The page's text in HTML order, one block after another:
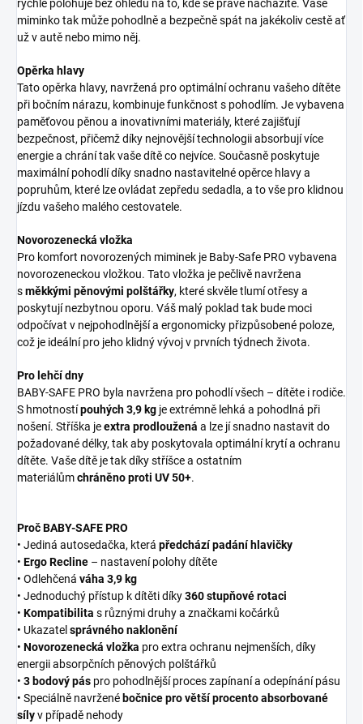
rychle polohuje bez ohledu na to, kde se právě nacházíte. Vaše
miminko tak může pohodlně a bezpečně spát na jakékoliv cestě ať
už v autě nebo mimo něj.
Opěrka hlavy
Tato opěrka hlavy, navržená pro optimální ochranu vašeho dítěte
při bočním nárazu, kombinuje funkčnost s pohodlím. Je vybavena
paměťovou pěnou a inovativními materiály, které zajišťují
bezpečnost, přičemž díky nejnovější technologii absorbují více
energie a chrání tak vaše dítě co nejvíce. Současně poskytuje
maximální pohodlí díky snadno nastavitelné opěrce hlavy a
popruhům, které lze ovládat zepředu sedadla, a to vše pro klidnou
jízdu vašeho malého cestovatele.
Novorozenecká vložka
Pro komfort novorozených miminek je Baby-Safe PRO vybavena
novorozeneckou vložkou. Tato vložka je pečlivě navržena
směkkými pěnovými polštářky, které skvěle tlumí otřesy a
poskytují nezbytnou oporu. Váš malý poklad tak bude moci
odpočívat v nejpohodlnější a ergonomicky přizpůsobené poloze,
což je ideální pro jeho klidný vývoj v prvních týdnech života.
Pro lehčí dny
BABY-SAFE PRO byla navržena pro pohodlí všech – dítěte i rodiče.
S hmotnostípouhých 3,9 kg je extrémně lehká a pohodlná při
nošení. Stříška jeextra prodloužená a lze jí snadno nastavit do
požadované délky, tak aby poskytovala optimální krytí a ochranu
dítěte. Vaše dítě je tak díky stříšce a ostatním
materiálůmchráněno proti UV 50+.
Proč BABY-SAFE PRO
• Jediná autosedačka, která předchází padání hlavičky
• Ergo Recline – nastavení polohy dítěte
• Odlehčená váha 3,9 kg
• Jednoduchý přístup k dítěti díky360 stupňové rotaci
• Kompatibilita s různými druhy a značkami kočárků
• Ukazatel správného naklonění
• Novorozenecká vložka pro extra ochranu nejmenších, díky
energii absorpčních pěnových polštářků
• 3 bodový pás pro pohodlnější proces zapínaní a odepínání pásu
• Speciálně navržené bočnice pro větší procento absorbované
sílyv případě nehody